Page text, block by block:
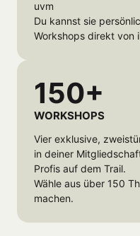
uvm
Du kannst sie
Workshops direkt von
150+
WORKSHOPS
Vier exklusive,
in deiner
Profis auf dem Trail.
Wähle aus über 150
machen.